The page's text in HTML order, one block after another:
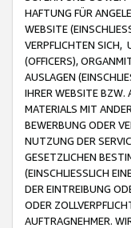
HAFTUNG FÜR
WEBSITE
VERPFLICHTEN SICH,
(OFFICERS),
AUSLAGEN
IHRER WEBSITE BZW.
MATERIALS MIT
BEWERBUNG ODER
NUTZUNG DER
GESETZLICHEN
(EINSCHLIESSLICH
DER EINTREIBUNG
ODER
AUFTRAGNEHMER.